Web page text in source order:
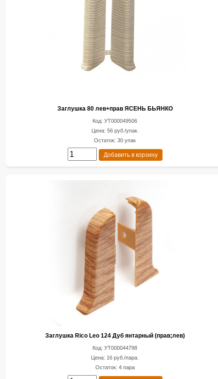
Заглушка 80 лев+прав ЯСЕНЬ БЬЯНКО
Код: УТ000049506
Цена: 56 руб./упак.
Остаток: 30 упак
Добавить в корзину
Заглушка Rico Leo 124 Дуб янтарный (прав;лев)
Код: УТ000044798
Цена: 16 руб./пара.
Остаток: 4 пара